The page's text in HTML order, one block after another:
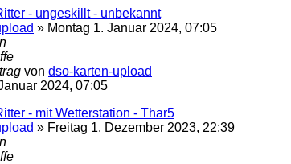
- ungeskillt - unbekannt
» Montag 1. Januar 2024, 07:05
von dso-karten-upload
2024, 07:05
- mit Wetterstation - Thar5
» Freitag 1. Dezember 2023, 22:39